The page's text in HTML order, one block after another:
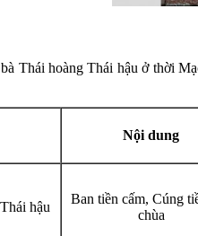
Thái hoàng Thái hậu ở thời
Nội dung
hậu
Ban tiền cấm, Cúng
chùa